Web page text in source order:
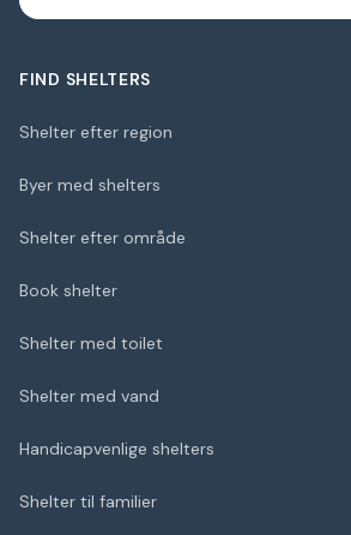
FIND SHELTERS
Shelter efter region
Byer med shelters
Shelter efter område
Book shelter
Shelter med toilet
Shelter med vand
Handicapvenlige shelters
Shelter til familier